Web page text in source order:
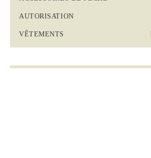
corps rohacell percés HF71
corps rohacell percés IGF110
corps percés mixtes
AUTORISATION
VÊTEMENTS
T-SHIRTS